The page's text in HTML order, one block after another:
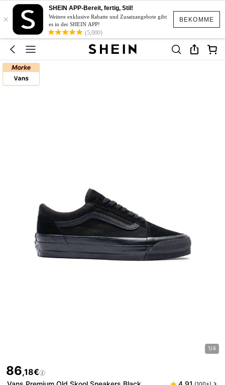
BEKOMME
×
SHEIN APP-Bereit, fertig, Stil!
Weitere exklusive Rabatte und Zusatzangebote gibt
es in der SHEIN APP!
(5,000)
1/4
86,18€